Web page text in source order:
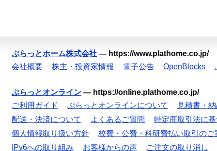
ぷらっとホーム株式会社 — https://www.plathome.co.jp/
会社概要
株主・投資家情報 電子公告 OpenBlocks
ぷらっとオンライン — https://online.plathome.co.jp/
ご利用ガイド
ぷらっとオンラインについて
見積書・
配送・決済について
よくあるご質問
特定商取引法に
個人情報取り扱い方針
校費・公費・科研費払い取引のご
IPv6への取り組み
お客様からの声 ご注文の取り消し